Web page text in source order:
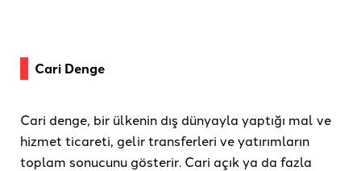
Cari Denge
Cari denge, bir ülkenin dış dünyayla yaptığı mal ve
hizmet ticareti, gelir transferleri ve yatırımların
toplam sonucunu gösterir. Cari açık ya da fazla